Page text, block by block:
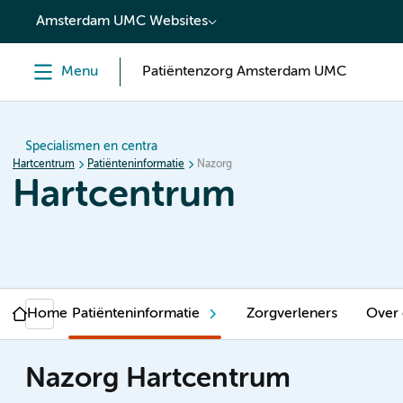
content
Amsterdam UMC Websites
Menu Patiëntenzorg Amsterdam UMC
Specialismen en centra
Hartcentrum Patiënteninformatie Nazorg
Hartcentrum
Home Patiënteninformatie Zorgverleners Over
Nazorg Hartcentrum